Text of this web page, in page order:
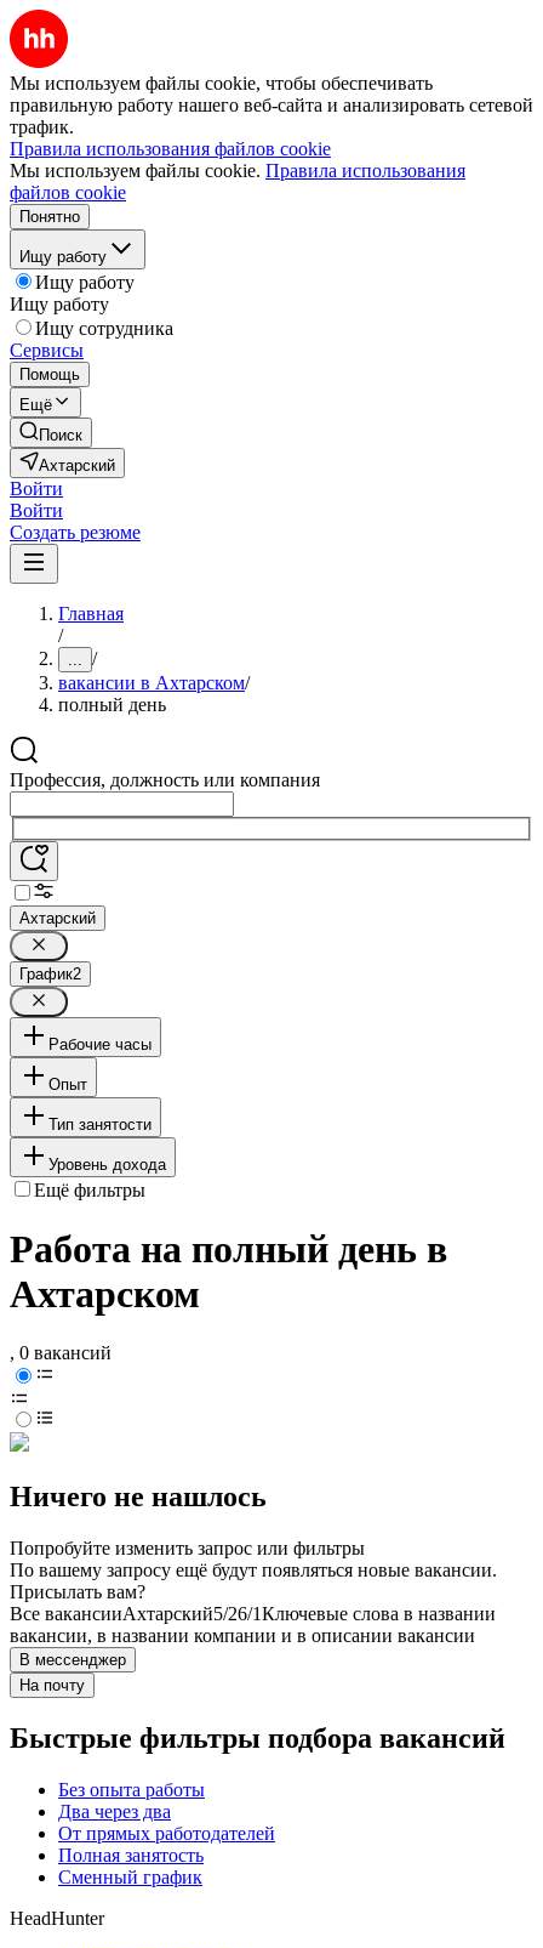
Мы используем файлы cookie, чтобы обеспечивать
правильную работу нашего веб-сайта и анализировать сетевой
трафик.
Правила использования файлов cookie
Мы используем файлы cookie. Правила использования
файлов cookie
Понятно
Ищу работу
Ищу работу
Ищу работу
Ищу сотрудника
Сервисы
Помощь
Ещё
Поиск
Ахтарский
Войти
Войти
Создать резюме
Главная
/
... /
вакансии в Ахтарском/
полный день
Профессия, должность или компания
Ахтарский
График2
Рабочие часы
Опыт
Тип занятости
Уровень дохода
Ещё фильтры
Работа на полный день в
Ахтарском
, 0 вакансий
Ничего не нашлось
Попробуйте изменить запрос или фильтры
По вашему запросу ещё будут появляться новые вакансии.
Присылать вам?
Все вакансииАхтарский5/26/1Ключевые слова в названии
вакансии, в названии компании и в описании вакансии
В мессенджер
На почту
Быстрые фильтры подбора вакансий
Без опыта работы
Два через два
От прямых работодателей
Полная занятость
Сменный график
HeadHunter